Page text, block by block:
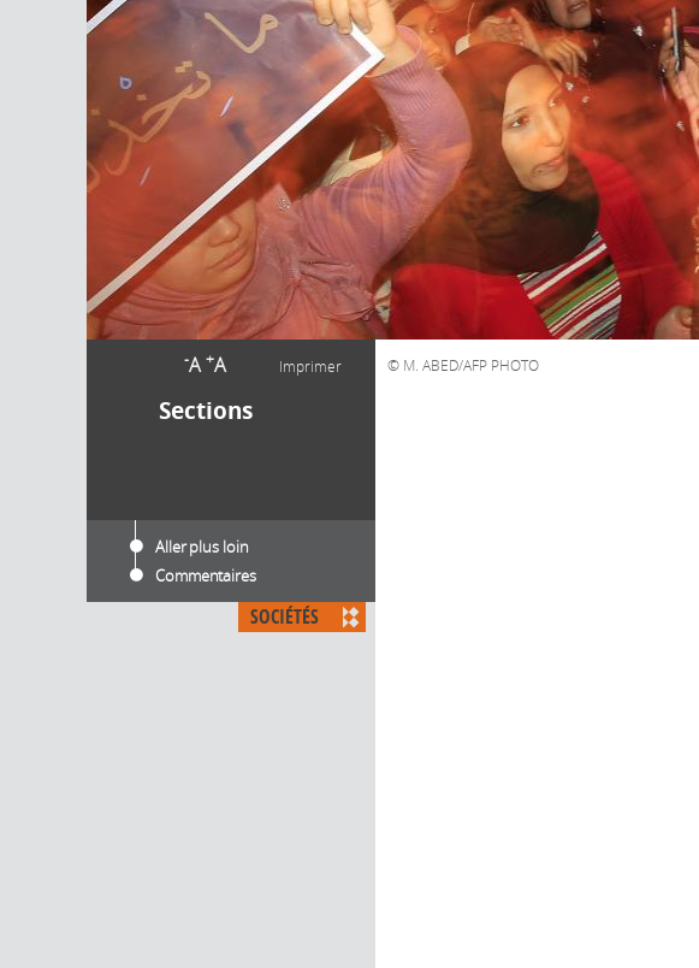
-A +A Imprimer
Sections
Aller plus loin
Commentaires
SOCIÉTÉS
M. ABED/AFP PHOTO